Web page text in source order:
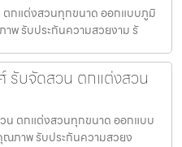
ตกแต่งสวนทุกขนาด ออกแบบภูมิ
พ รับประกันความสวยงาม รั
รับจัดสวน ตกแต่งสวน
ตกแต่งสวนทุกขนาด ออกแบบ
ณภาพ รับประกันความสวยง